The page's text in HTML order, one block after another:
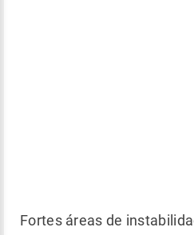
Fortes áreas de